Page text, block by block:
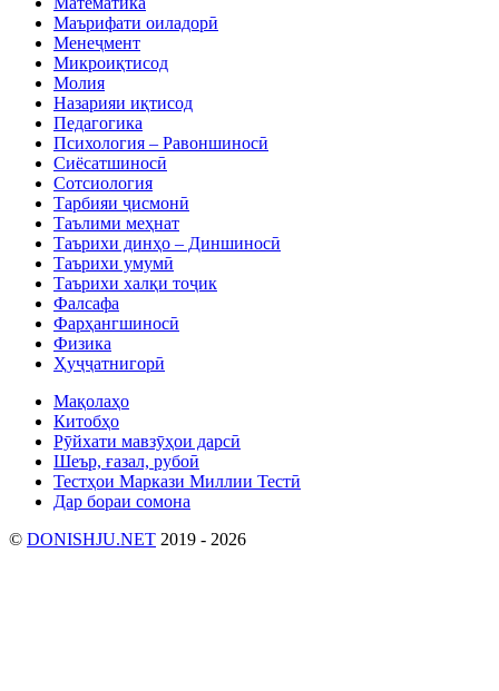
Маърифати оиладорӣ
Менеҷмент
Микроиқтисод
Молия
Назарияи иқтисод
Педагогика
Психология – Равоншиносӣ
Сиёсатшиносӣ
Сотсиология
Тарбияи ҷисмонӣ
Таълими меҳнат
Таърихи динҳо – Диншиносӣ
Таърихи умумӣ
Таърихи халқи тоҷик
Фалсафа
Фарҳангшиносӣ
Физика
Ҳуҷҷатнигорӣ
Мақолаҳо
Китобҳо
Рӯйхати мавзӯҳои дарсӣ
Шеър, ғазал, рубоӣ
Тестҳои Маркази Миллии Тестӣ
Дар бораи сомона
© DONISHJU.NET 2019 - 2026